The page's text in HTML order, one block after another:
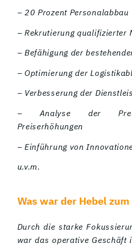
– 20 Prozent Personalabbau
– Rekrutierung qualifizierter
– Befähigung der
– Optimierung der
– Verbesserung der
– Analyse der
Preiserhöhungen
– Einführung von
u.v.m.
Was war der Hebel zum
Durch die starke
war das operative Geschäft